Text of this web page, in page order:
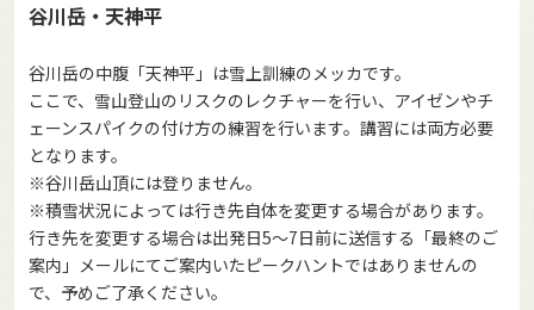
谷川岳・天神平
谷川岳の中腹「天神平」は雪上訓練のメッカです。
ここで、雪山登山のリスクのレクチャーを行い、アイゼンやチ
ェーンスパイクの付け方の練習を行います。講習には両方必要
となります。
※谷川岳山頂には登りません。
※積雪状況によっては行き先自体を変更する場合があります。
行き先を変更する場合は出発日5～7日前に送信する「最終のご
案内」メールにてご案内いたピークハントではありませんの
で、予めご了承ください。